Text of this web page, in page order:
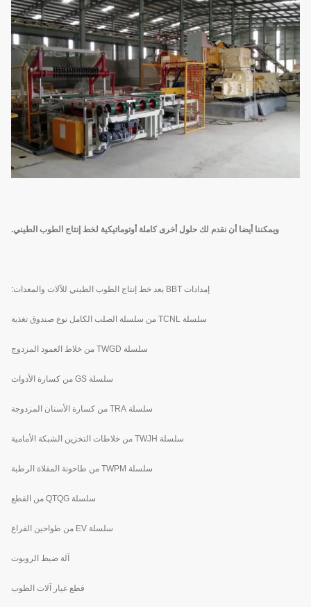
ويمكننا أيضا أن نقدم لك حلول أخرى كاملة أوتوماتيكية لخط إنتاج الطوب الطيني.
إمدادات BBT بعد خط إنتاج الطوب الطيني للآلات والمعدات:
سلسلة TCNL من سلسلة الصلب الكامل نوع صندوق تغذية
سلسلة TWGD من خلاط العمود المزدوج
سلسلة GS من كسارة الأدوات
سلسلة TRA من كسارة الأسنان المزدوجة
سلسلة TWJH من خلاطات التخزين الشبكة الأمامية
سلسلة TWPM من طاحونة المقلاة الرطبة
سلسلة QTQG من القطع
سلسلة EV من طواحين الفراغ
آلة ضبط الروبوت
قطع غيار آلات الطوب